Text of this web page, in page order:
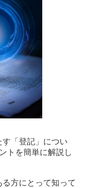
「登記」につい
トを簡単に解説し
方にとって知って